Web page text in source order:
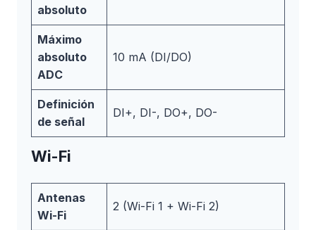
absoluto
Máximo
absoluto
ADC
10 mA (DI/DO)
Definición
de señal
DI+, DI-, DO+, DO-
Wi-Fi
Antenas
Wi-Fi
2 (Wi-Fi 1 + Wi-Fi 2)